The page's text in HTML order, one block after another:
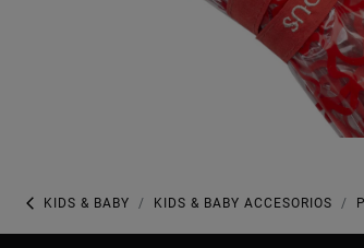
KIDS & BABY KIDS & BABY ACCESORIOS